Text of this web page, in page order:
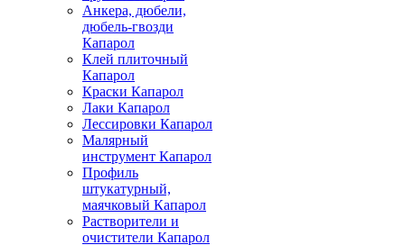
Анкера, дюбели,
дюбель-гвозди
Капарол
Клей плиточный
Капарол
Краски Капарол
Лаки Капарол
Лессировки Капарол
Малярный
инструмент Капарол
Профиль
штукатурный,
маячковый Капарол
Растворители и
очистители Капарол